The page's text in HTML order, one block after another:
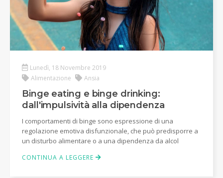
Lunedì, 18 Novembre 2019
Alimentazione
Ansia
Binge eating e binge drinking:
dall'impulsività alla dipendenza
I comportamenti di binge sono espressione di una
regolazione emotiva disfunzionale, che può predisporre a
un disturbo alimentare o a una dipendenza da alcol
CONTINUA A LEGGERE